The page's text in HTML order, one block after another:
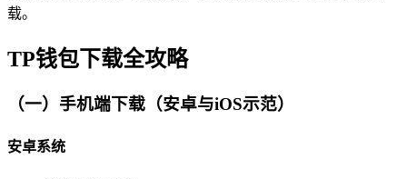
载。
TP钱包下载全攻略
（一）手机端下载（安卓与iOS示范）
安卓系统